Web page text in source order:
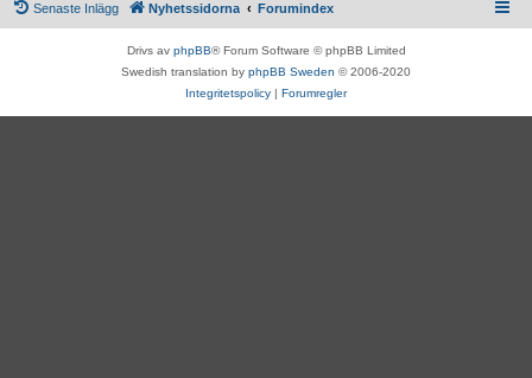
Senaste Inlägg Nyhetssidorna Forumindex
Drivs av phpBB® Forum Software © phpBB Limited
Swedish translation by phpBB Sweden © 2006-2020
Integritetspolicy | Forumregler